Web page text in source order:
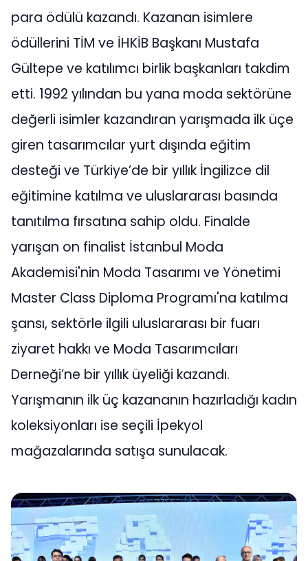
para ödülü kazandı. Kazanan isimlere
ödüllerini TİM ve İHKİB Başkanı Mustafa
Gültepe ve katılımcı birlik başkanları takdim
etti. 1992 yılından bu yana moda sektörüne
değerli isimler kazandıran yarışmada ilk üçe
giren tasarımcılar yurt dışında eğitim
desteği ve Türkiye’de bir yıllık İngilizce dil
eğitimine katılma ve uluslararası basında
tanıtılma fırsatına sahip oldu. Finalde
yarışan on finalist İstanbul Moda
Akademisi'nin Moda Tasarımı ve Yönetimi
Master Class Diploma Programı'na katılma
şansı, sektörle ilgili uluslararası bir fuarı
ziyaret hakkı ve Moda Tasarımcıları
Derneği’ne bir yıllık üyeliği kazandı.
Yarışmanın ilk üç kazananın hazırladığı kadın
koleksiyonları ise seçili İpekyol
mağazalarında satışa sunulacak.